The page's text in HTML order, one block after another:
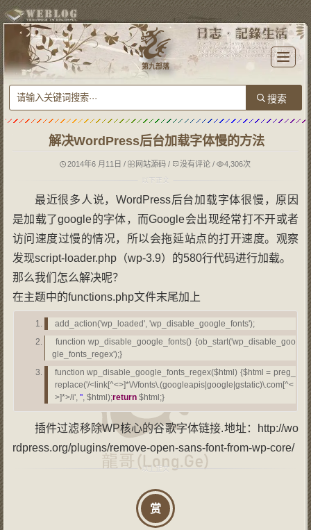
T
o
l
e
n
第九部落
解决WordPress后台加载字体慢的方法
2014年6 月11日/ 网站源码 / 没有评论 / 4,306次
最近很多人说，WordPress后台加载字体很慢，原因
是加载了google的字体，而Google会出现经常打不开或者
访问速度过慢的情况，所以会拖延站点的打开速度。观察
发现script-loader.php（wp-3.9）的580行代码进行加载。
那么我们怎么解决呢？
在主题中的functions.php文件末尾加上
add_action('wp_loaded', 'wp_disable_google_fonts');
function wp_disable_google_fonts() {ob_start('wp_disable_goo
gle_fonts_regex');}
function wp_disable_google_fonts_regex($html) {$html = preg_
replace('/<link[^<>]*\/\/fonts\.(googleapis|google|gstatic)\.com[^<
>]*>/i', '', $html);return$html;}
插件过滤移除WP核心的谷歌字体链接.地址：http://wo
rdpress.org/plugins/remove-open-sans-font-from-wp-core/
赏